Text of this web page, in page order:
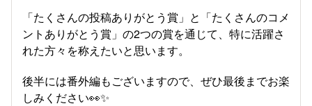
「たくさんの投稿ありがとう賞」と「たくさんのコメ
ントありがとう賞」の2つの賞を通じて、特に活躍さ
れた方々を称えたいと思います。
後半には番外編もございますので、ぜひ最後までお楽
しみください👀✨